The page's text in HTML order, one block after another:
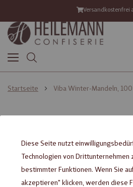
Versandkostenfrei
Startseite Viba Winter-Mandeln,
Bildgalerie
springen
Bildgalerie
springen
Diese Seite nutzt
Technologien von Drittunternehmen
bestimmter Funktionen. Wenn Sie
akzeptieren" klicken, werden diese